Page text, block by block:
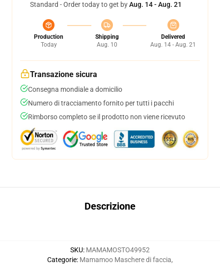
Standard - Order today to get byAug. 14 - Aug. 21
Production
Today
Shipping
Aug. 10
Delivered
Aug. 14 - Aug. 21
Transazione sicura
Consegna mondiale a domicilio
Numero di tracciamento fornito per tutti i pacchi
Rimborso completo se il prodotto non viene ricevuto
Descrizione
SKU: MAMAMOSTO49952
Categorie: Mamamoo Maschere di faccia,